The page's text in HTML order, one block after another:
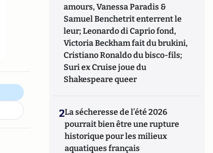
amours, Vanessa Paradis &
Samuel Benchetrit enterrent le
leur; Leonardo di Caprio fond,
Victoria Beckham fait du brukini,
Cristiano Ronaldo du bisco-fils;
Suri ex Cruise joue du
Shakespeare queer
2La sécheresse de l’été 2026
pourrait bien être une rupture
historique pour les milieux
aquatiques français